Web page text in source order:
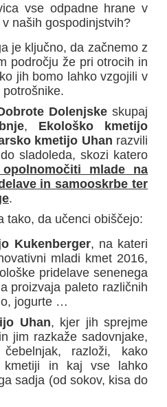
vse odpadne hrane v
naših gospodinjstvih?
je ključno, da začnemo z
področju že pri otrocih in
jih bomo lahko vzgojili v
Dolenjskeskupaj
, Ekološko kmetijo
kmetijo Uhan razvili
sladoleda, skozi katero
mlade na
in samooskrbe ter
.
tako, da učenci obiščejo:
Kukenberger, na kateri
mladi kmet 2016,
pridelave senenega
proizvaja paleto različnih
jogurte …
Uhan, kjer jih sprejme
jim razkaže sadovnjake,
razloži, kako
kmetiji in kaj vse lahko
sadja (od sokov, kisa do